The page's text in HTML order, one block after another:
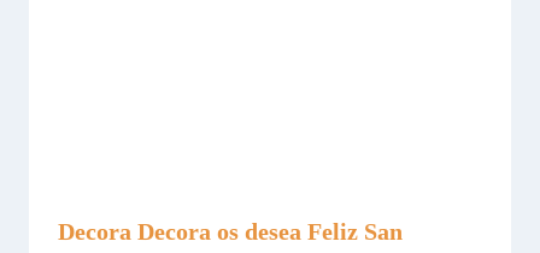
Decora Decora os desea Feliz San